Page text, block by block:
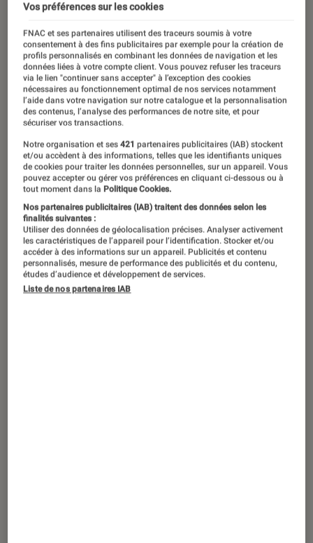
Disque dur hybride : le meilleur des deux
mondes ?
DÉCRYPTAGE
Informatique • 21 mar. 2019
Vos préférences sur les cookies
FNAC et ses partenaires utilisent des traceurs soumis à votre
consentement à des fins publicitaires par exemple pour la création de
profils personnalisés en combinant les données de navigation et les
données liées à votre compte client. Vous pouvez refuser les traceurs
via le lien "continuer sans accepter" à l’exception des cookies
nécessaires au fonctionnement optimal de nos services notamment
l’aide dans votre navigation sur notre catalogue et la personnalisation
des contenus, l’analyse des performances de notre site, et pour
sécuriser vos transactions.
Notre organisation et ses421 partenaires publicitaires (IAB) stockent
et/ou accèdent à des informations, telles que les identifiants uniques
de cookies pour traiter les données personnelles, sur un appareil. Vous
pouvez accepter ou gérer vos préférences en cliquant ci-dessous ou à
tout moment dans la Politique Cookies.
Nos partenaires publicitaires (IAB) traitent des données selon les
finalités suivantes :
Utiliser des données de géolocalisation précises. Analyser activement
les caractéristiques de l’appareil pour l’identification. Stocker et/ou
accéder à des informations sur un appareil. Publicités et contenu
personnalisés, mesure de performance des publicités et du contenu,
études d’audience et développement de services.
Liste de nos partenaires IAB